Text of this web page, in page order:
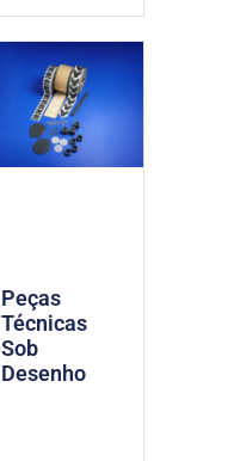
Peças
Técnicas
Sob
Desenho